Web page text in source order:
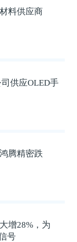
料供应商
供应OLED手
腾精密跌
增28%，为
号